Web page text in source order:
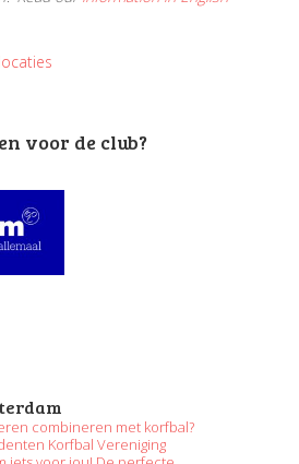
voor de club?
combineren met korfbal?
Korfbal Vereniging